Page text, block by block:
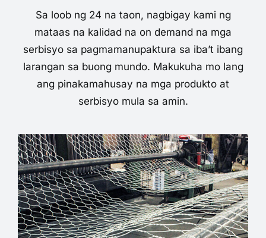
Sa loob ng 24 na taon, nagbigay kami ng
mataas na kalidad na on demand na mga
serbisyo sa pagmamanupaktura sa iba’t ibang
larangan sa buong mundo. Makukuha mo lang
ang pinakamahusay na mga produkto at
serbisyo mula sa amin.